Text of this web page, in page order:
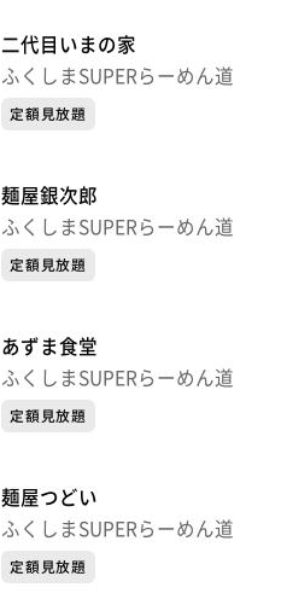
二代目いまの家
ふくしまSUPERらーめん道
定額見放題
麺屋銀次郎
ふくしまSUPERらーめん道
定額見放題
あずま食堂
ふくしまSUPERらーめん道
定額見放題
麺屋つどい
ふくしまSUPERらーめん道
定額見放題